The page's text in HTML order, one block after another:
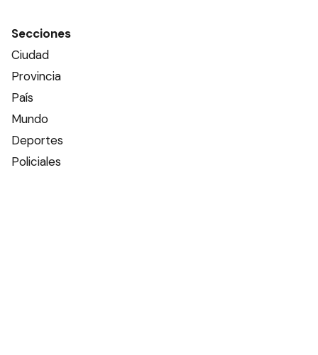
Secciones
Ciudad
Provincia
País
Mundo
Deportes
Policiales